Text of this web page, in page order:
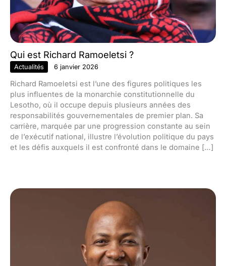
Qui est Richard Ramoeletsi ?
Actualités 6 janvier 2026
Richard Ramoeletsi est l’une des figures politiques les
plus influentes de la monarchie constitutionnelle du
Lesotho, où il occupe depuis plusieurs années des
responsabilités gouvernementales de premier plan. Sa
carrière, marquée par une progression constante au sein
de l’exécutif national, illustre l’évolution politique du pays
et les défis auxquels il est confronté dans le domaine […]